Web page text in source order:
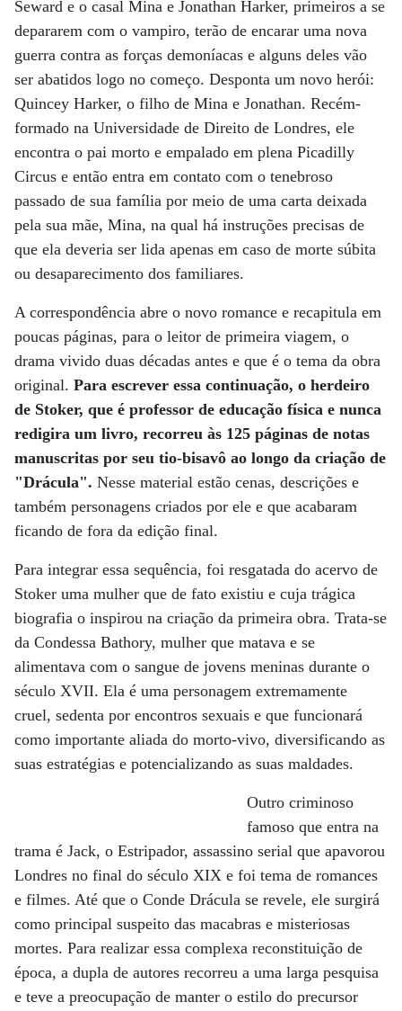
Seward e o casal Mina e Jonathan Harker, primeiros a se
depararem com o vampiro, terão de encarar uma nova
guerra contra as forças demoníacas e alguns deles vão
ser abatidos logo no começo. Desponta um novo herói:
Quincey Harker, o filho de Mina e Jonathan. Recém-
formado na Universidade de Direito de Londres, ele
encontra o pai morto e empalado em plena Picadilly
Circus e então entra em contato com o tenebroso
passado de sua família por meio de uma carta deixada
pela sua mãe, Mina, na qual há instruções precisas de
que ela deveria ser lida apenas em caso de morte súbita
ou desaparecimento dos familiares.
A correspondência abre o novo romance e recapitula em
poucas páginas, para o leitor de primeira viagem, o
drama vivido duas décadas antes e que é o tema da obra
original. Para escrever essa continuação, o herdeiro
de Stoker, que é professor de educação física e nunca
redigira um livro, recorreu às 125 páginas de notas
manuscritas por seu tio-bisavô ao longo da criação de
"Drácula". Nesse material estão cenas, descrições e
também personagens criados por ele e que acabaram
ficando de fora da edição final.
Para integrar essa sequência, foi resgatada do acervo de
Stoker uma mulher que de fato existiu e cuja trágica
biografia o inspirou na criação da primeira obra. Trata-se
da Condessa Bathory, mulher que matava e se
alimentava com o sangue de jovens meninas durante o
século XVII. Ela é uma personagem extremamente
cruel, sedenta por encontros sexuais e que funcionará
como importante aliada do morto-vivo, diversificando as
suas estratégias e potencializando as suas maldades.
Outro criminoso
famoso que entra na
trama é Jack, o Estripador, assassino serial que apavorou
Londres no final do século XIX e foi tema de romances
e filmes. Até que o Conde Drácula se revele, ele surgirá
como principal suspeito das macabras e misteriosas
mortes. Para realizar essa complexa reconstituição de
época, a dupla de autores recorreu a uma larga pesquisa
e teve a preocupação de manter o estilo do precursor